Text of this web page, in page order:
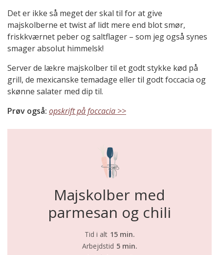
Det er ikke så meget der skal til for at give
majskolberne et twist af lidt mere end blot smør,
friskkværnet peber og saltflager – som jeg også synes
smager absolut himmelsk!
Server de lækre majskolber til et godt stykke kød på
grill, de mexicanske temadage eller til godt foccacia og
skønne salater med dip til.
Prøv også: opskrift på foccacia >>
Majskolber med
parmesan og chili
Tid i alt 15 min.
Arbejdstid 5 min.